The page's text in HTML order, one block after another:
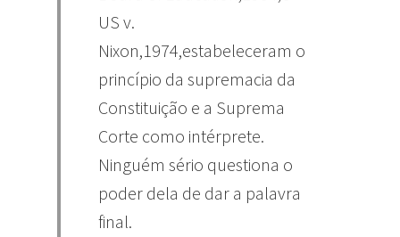
US v.
Nixon,1974,estabeleceram o
princípio da supremacia da
Constituição e a Suprema
Corte como intérprete.
Ninguém sério questiona o
poder dela de dar a palavra
final.